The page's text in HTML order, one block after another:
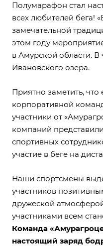
Полумарафон стал
всех любителей бега!
замечательной
этом году
в Амурской области. В
Ивановского озера.
Приятно заметить, что
корпоративной
участники от
компаний
спортивных
участие в беге на
Наши спортсмены
участников
дружеской
участниками всем
Команда
настоящий заряд